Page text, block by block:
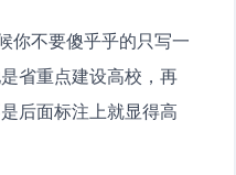
你不要傻乎乎的只写一
省重点建设高校，再
后面标注上就显得高